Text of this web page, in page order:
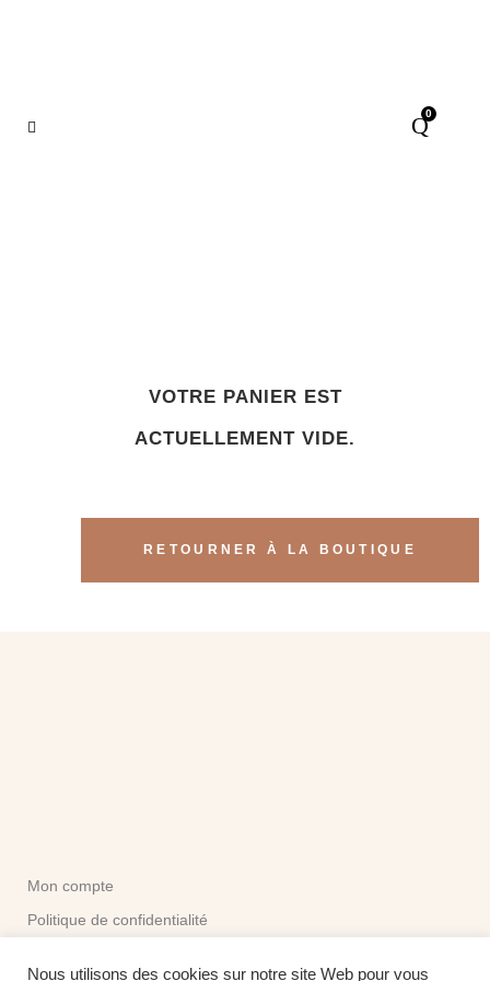
0
VOTRE PANIER EST
ACTUELLEMENT VIDE.
RETOURNER À LA BOUTIQUE
Mon compte
Politique de confidentialité
Nous utilisons des cookies sur notre site Web pour vous